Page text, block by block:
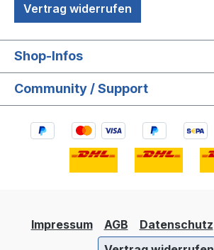
Vertrag widerrufen
Shop-Infos
Community / Support
Impressum AGB Datenschutz